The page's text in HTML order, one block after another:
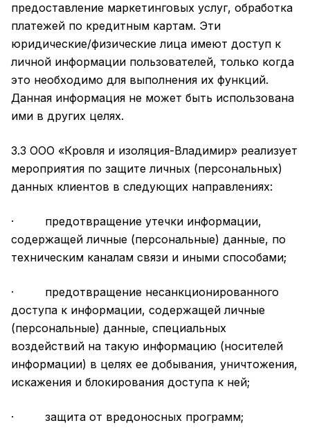
предоставление маркетинговых услуг, обработка
платежей по кредитным картам. Эти
юридические/физические лица имеют доступ к
личной информации пользователей, только когда
это необходимо для выполнения их функций.
Данная информация не может быть использована
ими в других целях.
3.3 ООО «Кровля и изоляция-Владимир» реализует
мероприятия по защите личных (персональных)
данных клиентов в следующих направлениях:
· предотвращение утечки информации,
содержащей личные (персональные) данные, по
техническим каналам связи и иными способами;
· предотвращение несанкционированного
доступа к информации, содержащей личные
(персональные) данные, специальных
воздействий на такую информацию (носителей
информации) в целях ее добывания, уничтожения,
искажения и блокирования доступа к ней;
· защита от вредоносных программ;